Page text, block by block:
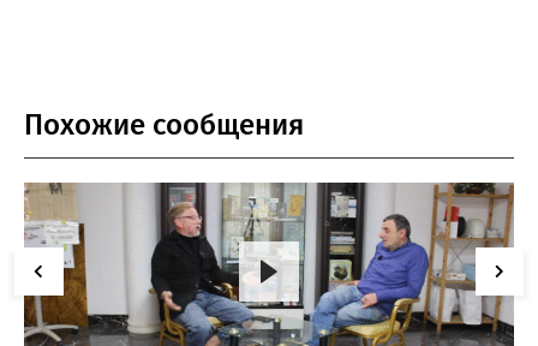
Похожие сообщения